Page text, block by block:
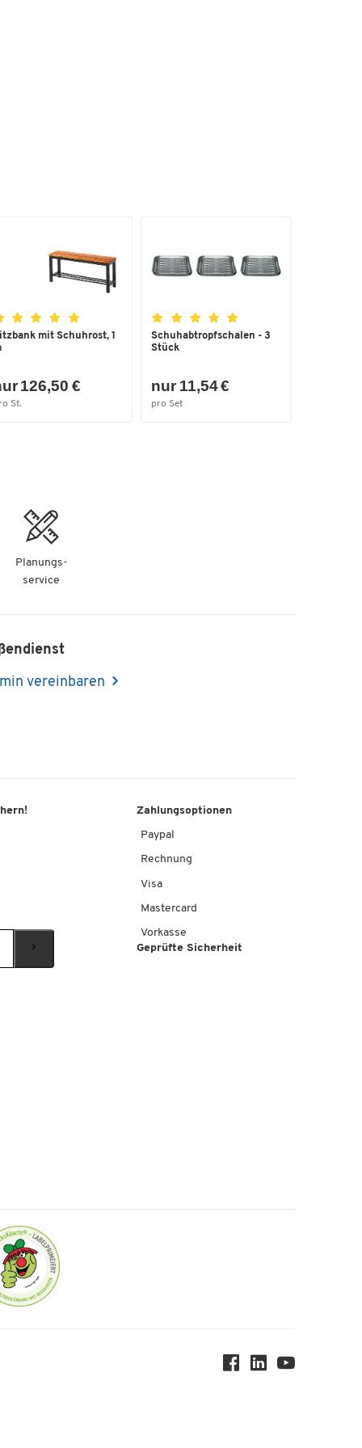
mit Schuhrost, 1
126,50 €
St.
Schuhabtropfschalen - 3
Stück
nur 11,54 €
pro Set
Planungs-
service
vereinbaren
Zahlungsoptionen
Paypal
Rechnung
Visa
Mastercard
Vorkasse
Geprüfte Sicherheit